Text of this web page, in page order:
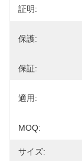
証明:
保護:
保証:
適用:
MOQ:
サイズ: